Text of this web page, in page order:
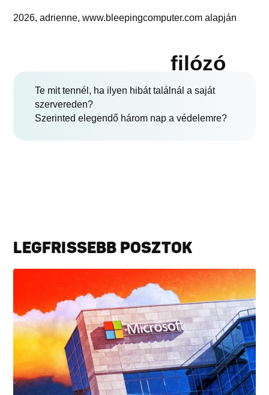
2026, adrienne, www.bleepingcomputer.com alapján
filózó
Te mit tennél, ha ilyen hibát találnál a saját
szervereden?
Szerinted elegendő három nap a védelemre?
LEGFRISSEBB POSZTOK